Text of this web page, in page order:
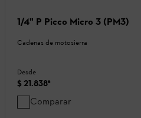
1/4" P Picco Micro 3 (PM3)
Cadenas de motosierra
Desde
$ 21.838*
Comparar